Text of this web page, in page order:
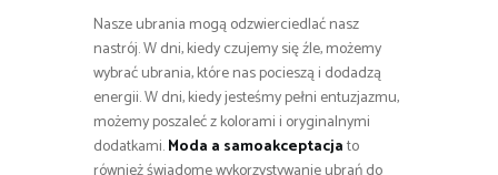
Nasze ubrania mogą odzwierciedlać nasz
nastrój. W dni, kiedy czujemy się źle, możemy
wybrać ubrania, które nas pocieszą i dodadzą
energii. W dni, kiedy jesteśmy pełni entuzjazmu,
możemy poszaleć z kolorami i oryginalnymi
dodatkami.Moda a samoakceptacjato